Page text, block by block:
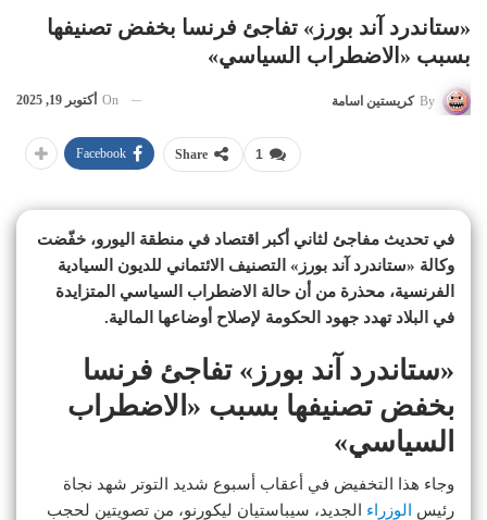
«ستاندرد آند بورز» تفاجئ فرنسا بخفض تصنيفها
بسبب «الاضطراب السياسي»
By كريستين اسامة On أكتوبر 19, 2025
1
Share
Facebook
في تحديث مفاجئ لثاني أكبر اقتصاد في منطقة اليورو، خفّضت
وكالة «ستاندرد آند بورز» التصنيف الائتماني للديون السيادية
الفرنسية، محذرة من أن حالة الاضطراب السياسي المتزايدة
في البلاد تهدد جهود الحكومة لإصلاح أوضاعها المالية.
«ستاندرد آند بورز» تفاجئ فرنسا
بخفض تصنيفها بسبب «الاضطراب
السياسي»
وجاء هذا التخفيض في أعقاب أسبوع شديد التوتر شهد نجاة
رئيس
الوزراء الجديد، سيباستيان ليكورنو، من تصويتين لحجب